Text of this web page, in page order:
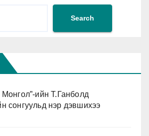
Search
ийн Т.Ганболд
сонгуульд нэр дэвшихээ